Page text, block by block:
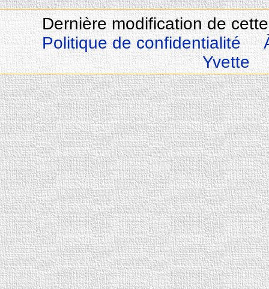
Dernière modification de
Politique de confidentialité
Yvette